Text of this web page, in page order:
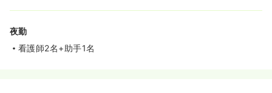
夜勤
看護師2名+助手1名